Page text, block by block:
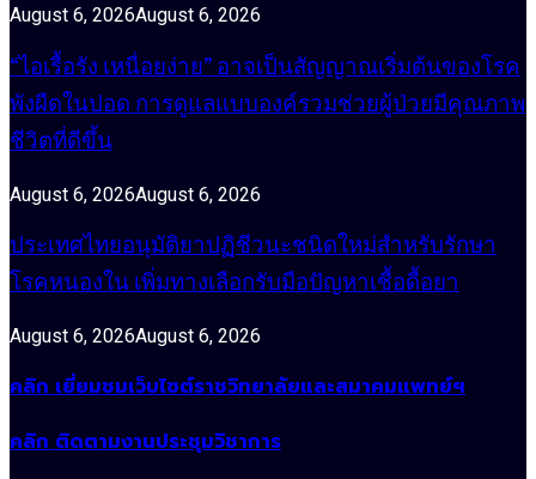
August 6, 2026August 6, 2026
“ไอเรื้อรัง เหนื่อยง่าย” อาจเป็นสัญญาณเริ่มต้นของโรค
พังผืดในปอด การดูแลแบบองค์รวมช่วยผู้ป่วยมีคุณภาพ
ชีวิตที่ดีขึ้น
August 6, 2026August 6, 2026
ประเทศไทยอนุมัติยาปฏิชีวนะชนิดใหม่สำหรับรักษา
โรคหนองใน เพิ่มทางเลือกรับมือปัญหาเชื้อดื้อยา
August 6, 2026August 6, 2026
คลิก เยี่ยมชมเว็บไซต์ราชวิทยาลัยและสมาคมแพทย์ฯ
คลิก ติดตามงานประชุมวิชาการ